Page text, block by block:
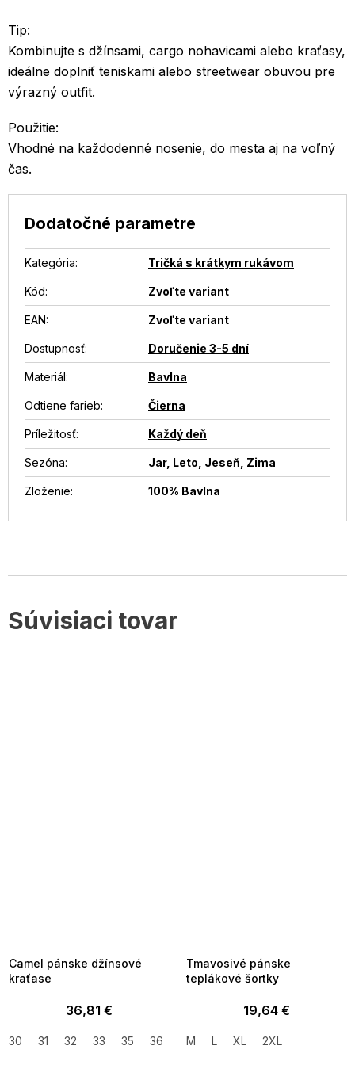
Súvisiaci tovar
Camel pánske džínsové
kraťase
36,81 €
30 31 32 33 35 36 38 40 42
Tmavosivé pánske
teplákové šortky
19,64 €
M L XL 2XL
Tip:
Kombinujte s džínsami, cargo nohavicami alebo kraťasy,
ideálne doplniť teniskami alebo streetwear obuvou pre
výrazný outfit.
Použitie:
Vhodné na každodenné nosenie, do mesta aj na voľný
čas.
Dodatočné parametre
Kategória: Tričká s krátkym rukávom
Kód: Zvoľte variant
EAN: Zvoľte variant
Dostupnosť: Doručenie 3-5 dní
Materiál: Bavlna
Odtiene farieb: Čierna
Príležitosť: Každý deň
Sezóna: Jar, Leto Jeseň Zima
Zloženie: 100% Bavlna